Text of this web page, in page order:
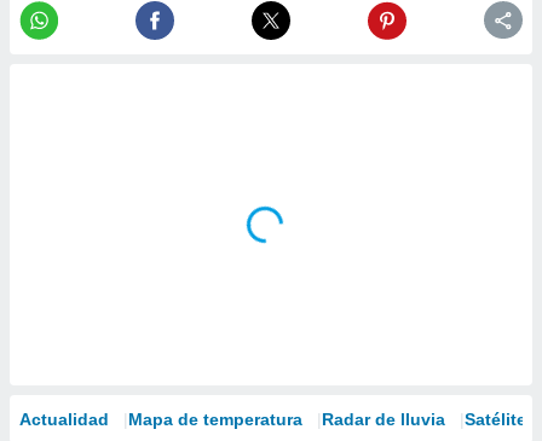
Actualidad Mapa de temperatura Radar de lluvia Satélites